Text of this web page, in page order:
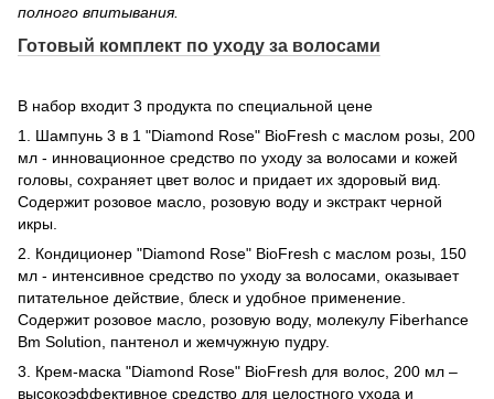
полного впитывания.
Готовый комплект по уходу за волосами
В набор входит 3 продукта по специальной цене
1. Шампунь 3 в 1 "Diamond Rose" BioFresh с маслом розы, 200
мл - инновационное средство по уходу за волосами и кожей
головы, сохраняет цвет волос и придает их здоровый вид.
Содержит розовое масло, розовую воду и экстракт черной
икры.
2. Кондиционер "Diamond Rose" BioFresh с маслом розы, 150
мл - интенсивное средство по уходу за волосами, оказывает
питательное действие, блеск и удобное применение.
Содержит розовое масло, розовую воду, молекулу Fiberhance
Bm Solution, пантенол и жемчужную пудру.
3. Крем-маска "Diamond Rose" BioFresh для волос, 200 мл –
высокоэффективное средство для целостного ухода и